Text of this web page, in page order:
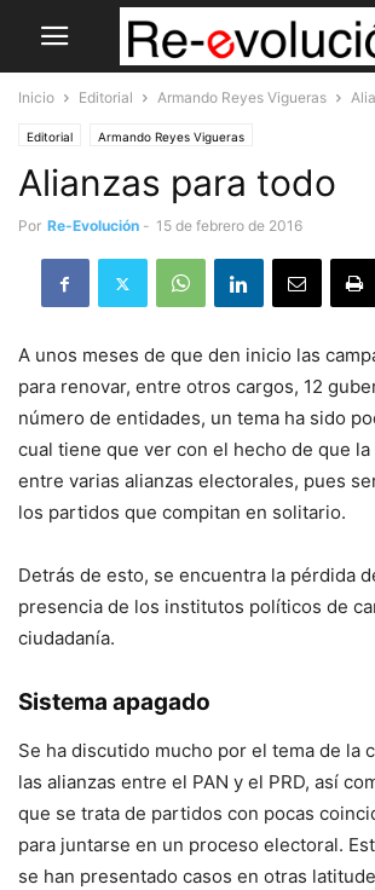
Inicio Editorial Armando Reyes Vigueras
Editorial Armando Reyes Vigueras
Alianzas para todo
Por Re-Evolución - 15 de febrero de 2016
A unos meses de que den inicio las
para renovar, entre otros cargos, 12
número de entidades, un tema ha sido
cual tiene que ver con el hecho de que
entre varias alianzas electorales, pues
los partidos que compitan en solitario.
Detrás de esto, se encuentra la pérdida
presencia de los institutos políticos de
ciudadanía.
Sistema apagado
Se ha discutido mucho por el tema de la
las alianzas entre el PAN y el PRD, así
que se trata de partidos con pocas
para juntarse en un proceso electoral.
se han presentado casos en otras